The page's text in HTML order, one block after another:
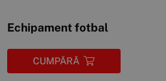
Echipament fotbal
CUMPĂRĂ